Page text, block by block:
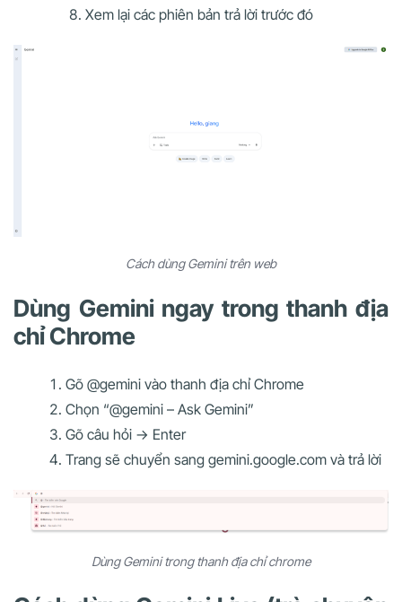
Xem lại các phiên bản trả lời trước đó
Cách dùng Gemini trên web
Dùng Gemini ngay trong thanh địa
chỉ Chrome
Gõ @gemini vào thanh địa chỉ Chrome
Chọn “@gemini – Ask Gemini”
Gõ câu hỏi → Enter
Trang sẽ chuyển sang gemini.google.com và trả lời
Dùng Gemini trong thanh địa chỉ chrome